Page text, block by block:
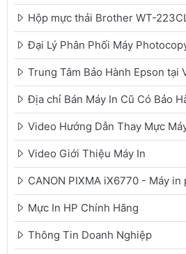
Hộp mực thải Brother WT-
Đại Lý Phân Phối Máy
Trung Tâm Bảo Hành Epson tại
Địa chỉ Bán Máy In Cũ Có Bảo
Video Hướng Dẫn Thay Mực
Video Giới Thiệu Máy In
CANON PIXMA iX6770 - Máy in
Mực In HP Chính Hãng
Thông Tin Doanh Nghiệp